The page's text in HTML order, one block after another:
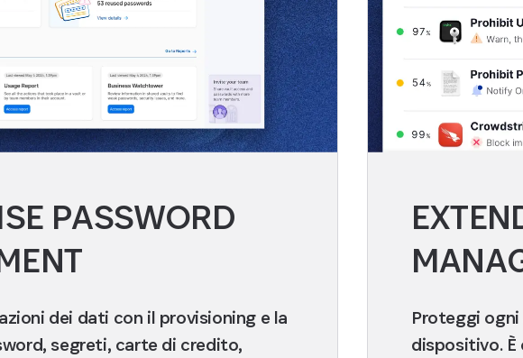
PASSWORD
dei dati con il provisioning e la
segreti, carte di credito,
Proteggi
dispositivo.